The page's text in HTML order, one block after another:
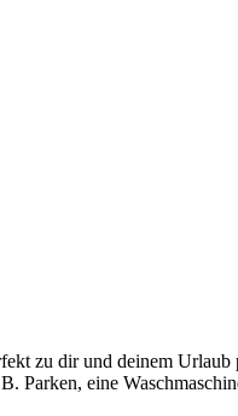
zu dir und deinem
Parken, eine